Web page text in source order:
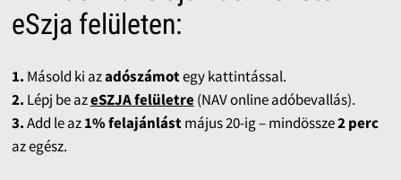
eSzja felületen:
1. Másold ki azadószámotegy kattintással.
2. Lépj be azeSZJA felületre(NAV online adóbevallás).
3.Add le az1% felajánlástmájus 20-ig – mindössze2 perc
az egész.